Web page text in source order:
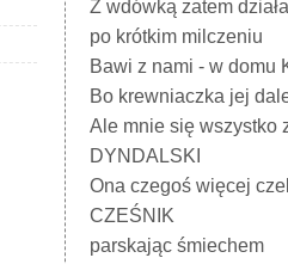
Z wdówką zatem
po krótkim milczeniu
Bawi z nami - w domu
Bo krewniaczka jej
Ale mnie się wszystko
DYNDALSKI
Ona czegoś więcej
CZEŚNIK
parskając śmiechem